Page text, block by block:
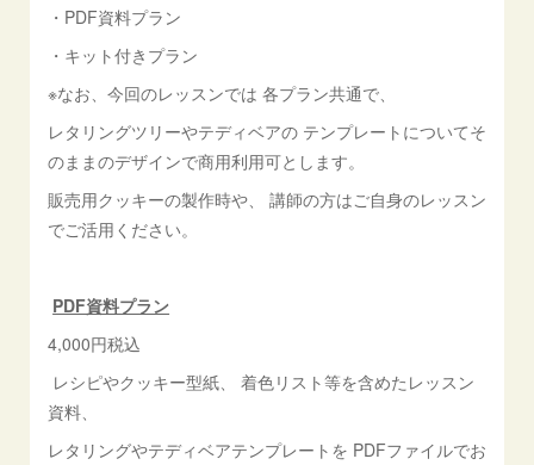
・PDF資料プラン
・キット付きプラン
※なお、今回のレッスンでは 各プラン共通で、
レタリングツリーやテディベアの テンプレートについてそ
のままのデザインで商用利用可とします。
販売用クッキーの製作時や、 講師の方はご自身のレッスン
でご活用ください。
PDF資料プラン
4,000円税込
レシピやクッキー型紙、 着色リスト等を含めたレッスン
資料、
レタリングやテディベアテンプレートを PDFファイルでお